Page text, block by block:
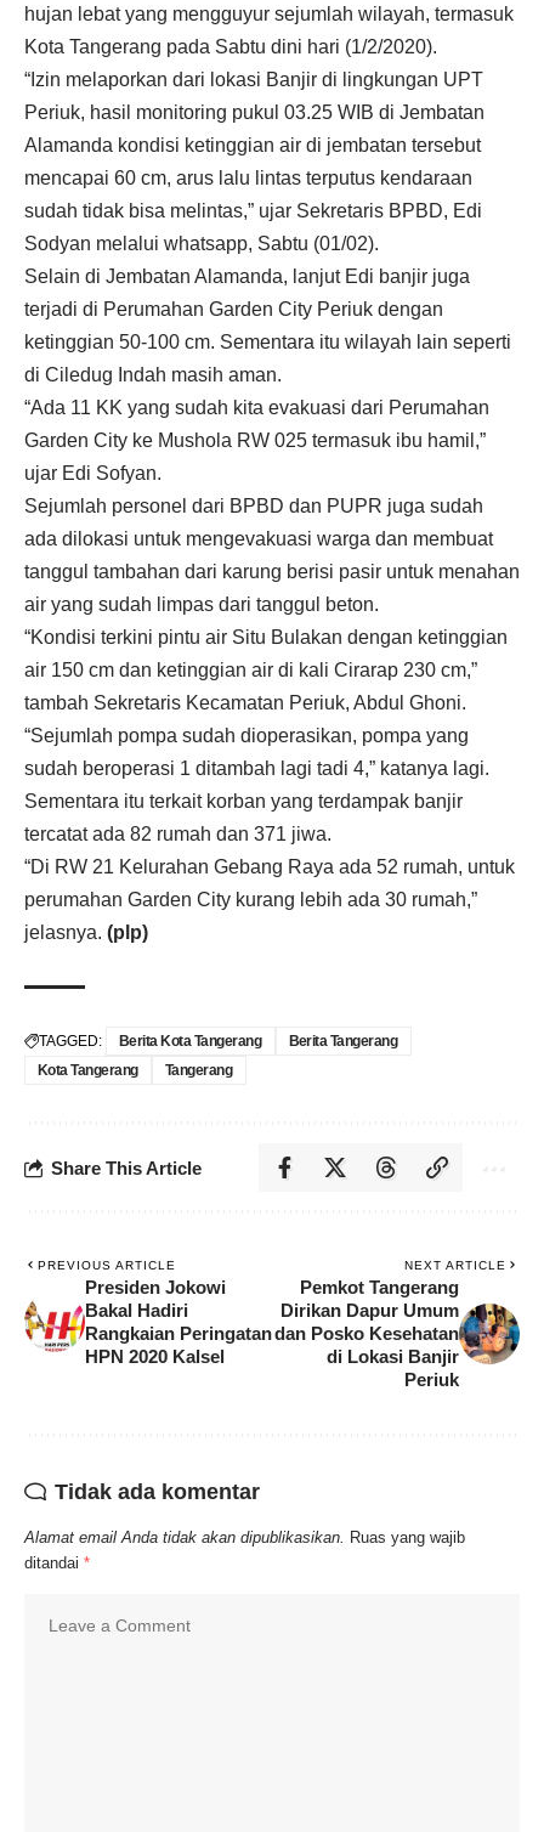
hujan lebat yang mengguyur sejumlah wilayah, termasuk
Kota Tangerang pada Sabtu dini hari (1/2/2020).
“Izin melaporkan dari lokasi Banjir di lingkungan UPT
Periuk, hasil monitoring pukul 03.25 WIB di Jembatan
Alamanda kondisi ketinggian air di jembatan tersebut
mencapai 60 cm, arus lalu lintas terputus kendaraan
sudah tidak bisa melintas,” ujar Sekretaris BPBD, Edi
Sodyan melalui whatsapp, Sabtu (01/02).
Selain di Jembatan Alamanda, lanjut Edi banjir juga
terjadi di Perumahan Garden City Periuk dengan
ketinggian 50-100 cm. Sementara itu wilayah lain seperti
di Ciledug Indah masih aman.
“Ada 11 KK yang sudah kita evakuasi dari Perumahan
Garden City ke Mushola RW 025 termasuk ibu hamil,”
ujar Edi Sofyan.
Sejumlah personel dari BPBD dan PUPR juga sudah
ada dilokasi untuk mengevakuasi warga dan membuat
tanggul tambahan dari karung berisi pasir untuk menahan
air yang sudah limpas dari tanggul beton.
“Kondisi terkini pintu air Situ Bulakan dengan ketinggian
air 150 cm dan ketinggian air di kali Cirarap 230 cm,”
tambah Sekretaris Kecamatan Periuk, Abdul Ghoni.
“Sejumlah pompa sudah dioperasikan, pompa yang
sudah beroperasi 1 ditambah lagi tadi 4,” katanya lagi.
Sementara itu terkait korban yang terdampak banjir
tercatat ada 82 rumah dan 371 jiwa.
“Di RW 21 Kelurahan Gebang Raya ada 52 rumah, untuk
perumahan Garden City kurang lebih ada 30 rumah,”
jelasnya. (plp)
TAGGED: Berita Kota Tangerang
Berita Tangerang
Kota Tangerang
Tangerang
Share This Article
PREVIOUS ARTICLE
Presiden Jokowi
Bakal Hadiri
Rangkaian Peringatan
HPN 2020 Kalsel
NEXT ARTICLE
Pemkot Tangerang
Dirikan Dapur Umum
dan Posko Kesehatan
di Lokasi Banjir
Periuk
Tidak ada komentar
Alamat email Anda tidak akan dipublikasikan. Ruas yang wajib
ditandai *